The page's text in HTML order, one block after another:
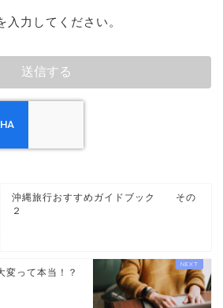
入力してください。
沖縄旅行おすすめガイドブック その
２
って本当！？